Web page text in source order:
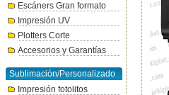
Escáners Gran formato
Impresión UV
Plotters Corte
Accesorios y Garantías
Sublimación/Personalizado
Impresión fotolitos